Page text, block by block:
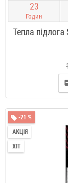
23
Годин
Тепла
-21 %
АКЦІЯ
ХІТ